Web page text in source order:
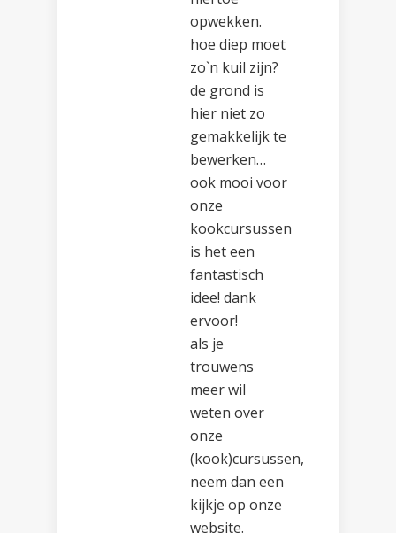
opwekken.
hoe diep moet
zo`n kuil zijn?
de grond is
hier niet zo
gemakkelijk te
bewerken…
ook mooi voor
onze
kookcursussen
is het een
fantastisch
idee! dank
ervoor!
als je
trouwens
meer wil
weten over
onze
(kook)cursussen,
neem dan een
kijkje op onze
website.